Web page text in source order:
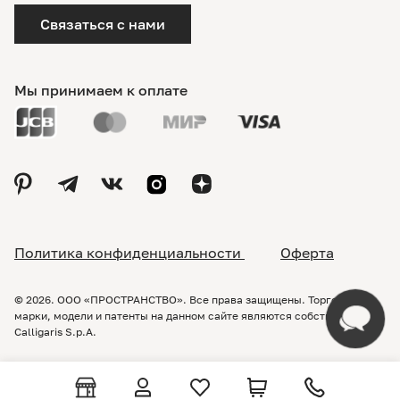
Мы принимаем к оплате
Связаться с нами
© 2026. ООО «ПРОСТРАНСТВО». Все права защищены. Торговые
марки, модели и патенты на данном сайте являются собственностью
Calligaris S.p.A.
Политика конфиденциальности Оферта